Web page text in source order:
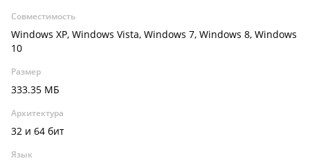
Совместимость
Windows XP, Windows Vista, Windows 7, Windows 8, Windows
10
Размер
333.35 МБ
Архитектура
32 и 64 бит
Язык